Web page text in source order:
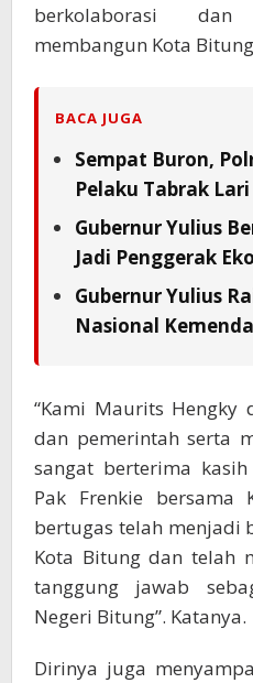
berkolaborasi
membangun Kota
BACA JUGA
Sempat Buron,
Pelaku Tabrak
Gubernur Yulius
Jadi Penggerak
Gubernur Yulius
Nasional
“Kami Maurits
dan pemerintah serta
sangat berterima
Pak Frenkie bersama
bertugas telah menjadi
Kota Bitung dan telah
tanggung jawab
Negeri Bitung”. Katanya.
Dirinya juga